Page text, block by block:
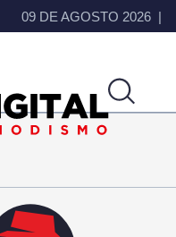
09 DE AGOSTO 2026